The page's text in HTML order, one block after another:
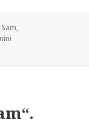
,
Juni ein weiteres